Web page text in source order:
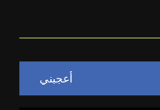
أعجبني